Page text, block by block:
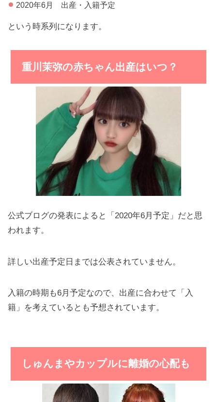
2020年6月 出産・入籍予定
という時系列になります。
重川茉弥の赤ちゃん出産はいつ？
公式ブログの発表によると「2020年6月予定」だと思
われます。
詳しい出産予定日までは公表されていません。
入籍の時期も6月予定なので、出産に合わせて「入
籍」を考えているとも予想されています。
しゅんまやカップルに離婚の心配も